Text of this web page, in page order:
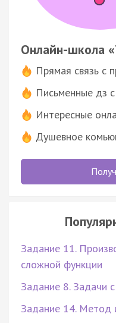
Онлайн-школа
Прямая связь с
Письменные дз
Интересные
Душевное
Задание 11.
сложной функции
Задание 8. Задачи
Задание 14. Метод